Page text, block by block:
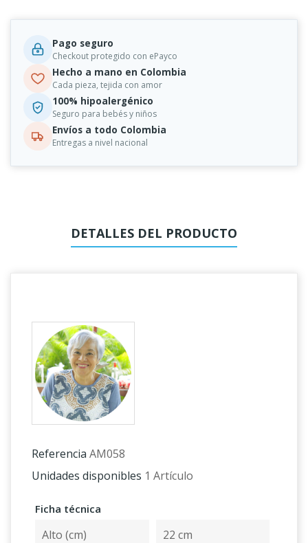
Pago seguro
Checkout protegido con ePayco
Hecho a mano en Colombia
Cada pieza, tejida con amor
100% hipoalergénico
Seguro para bebés y niños
Envíos a todo Colombia
Entregas a nivel nacional
DETALLES DEL PRODUCTO
Referencia AM058
Unidades disponibles 1 Artículo
Ficha técnica
Alto (cm) 22 cm